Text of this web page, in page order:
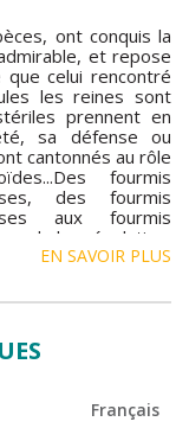
ont conquis la
et repose
celui rencontré
les reines sont
prennent en
sa défense ou
cantonnés au rôle
fourmis
des fourmis
aux fourmis
de leur évolution,
Mais elles peuvent
locales de
cet album
la nature.
EN SAVOIR PLUS
Français